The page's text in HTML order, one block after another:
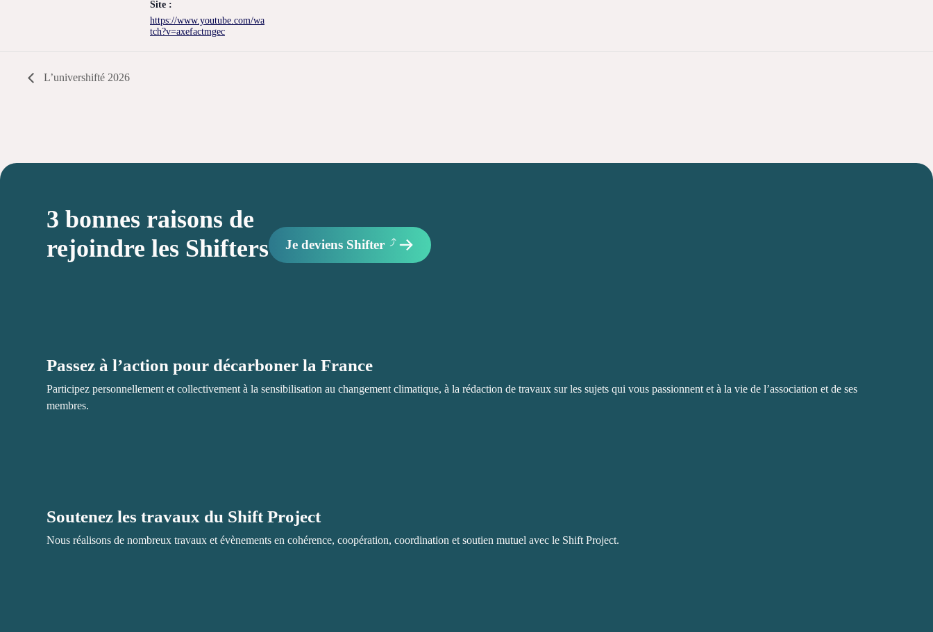
Site :
https://www.youtube.com/wa
tch?v=axefactmgec
L’univershifté 2026
3 bonnes raisons de
rejoindre les Shifters
Je deviens Shifter
Passez à l’action pour décarboner la France
Participez personnellement et collectivement à la sensibilisation au changement climatique, à la rédaction de travaux sur les sujets qui vous passionnent et à la vie de l’association et de ses
membres.
Soutenez les travaux du Shift Project
Nous réalisons de nombreux travaux et évènements en cohérence, coopération, coordination et soutien mutuel avec le Shift Project.